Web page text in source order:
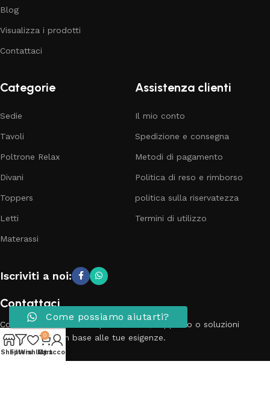
Blog
Visualizza i prodotti
Contattaci
Categorie
Sedie
Tavoli
Poltrone Relax
Divani
Toppers
Letti
Materassi
Assistenza clienti
Il mio conto
Spedizione e consegna
Metodi di pagamento
Politica di reso e rimborso
politica sulla riservatezza
Termini di utilizzo
Iscriviti a noi:
Contattaci
Contatta il nostro team per richieste, supporto o soluzioni
personalizzate in base alle tue esigenze.
Telefono: 3881798899
ShopFilters
Wishlist
0
Cart
My account
Come possiamo aiutarti?